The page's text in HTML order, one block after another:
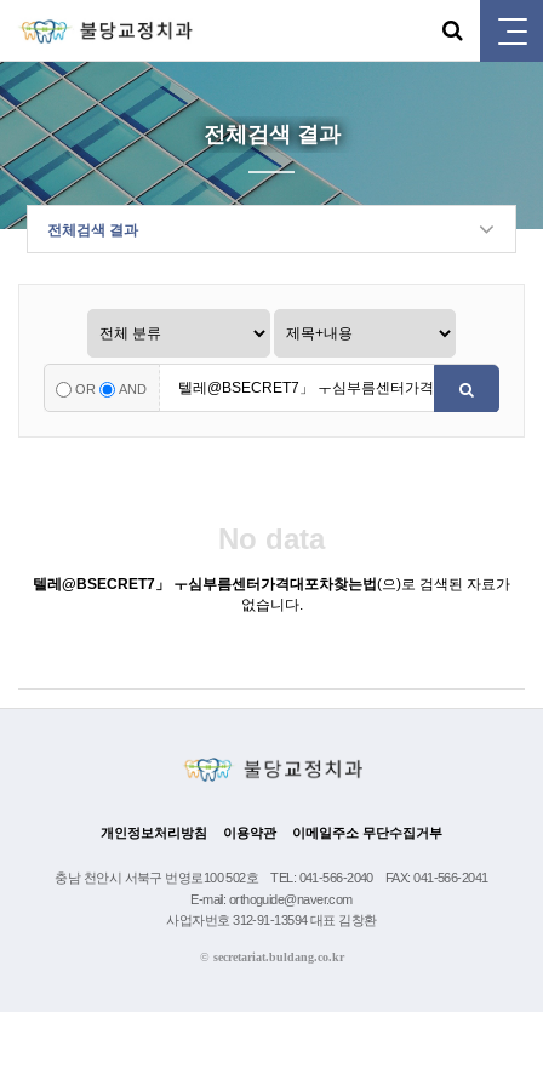
전체검색 결과
전체검색 결과
OR AND
No data
텔레@BSECRET7」 ㅜ심부름센터가격대포차찾는법(으)로 검색된 자료가
없습니다.
개인정보처리방침 이용약관 이메일주소 무단수집거부
충남 천안시 서북구 번영로100 502호 TEL: 041-566-2040
FAX: 041-566-2041
E-mail: orthoguide@naver.com
사업자번호 312-91-13594 대표 김창환
© secretariat.buldang.co.kr